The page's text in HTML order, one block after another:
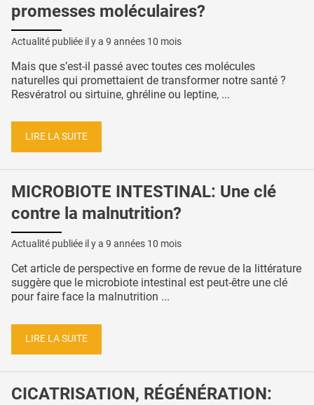
promesses moléculaires?
Actualité publiée il y a 9 années 10 mois
Mais que s’est-il passé avec toutes ces molécules
naturelles qui promettaient de transformer notre santé ?
Resvératrol ou sirtuine, ghréline ou leptine, ...
LIRE LA SUITE
MICROBIOTE INTESTINAL: Une clé
contre la malnutrition?
Actualité publiée il y a 9 années 10 mois
Cet article de perspective en forme de revue de la littérature
suggère que le microbiote intestinal est peut-être une clé
pour faire face la malnutrition ...
LIRE LA SUITE
CICATRISATION, RÉGÉNÉRATION: